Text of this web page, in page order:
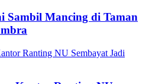
Sambil Mancing di Taman